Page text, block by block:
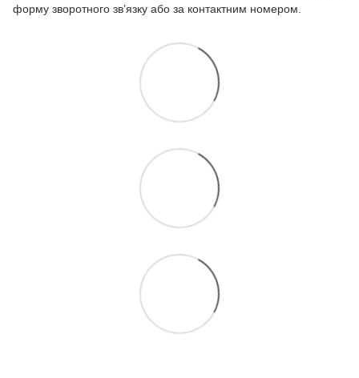
форму зворотного зв’язку або за контактним номером.